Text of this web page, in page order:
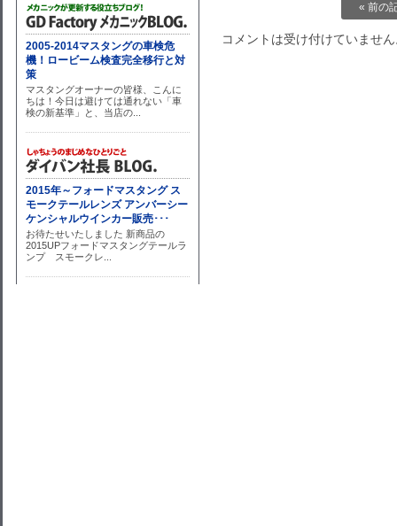
« 前の
コメントは受け付けていませ